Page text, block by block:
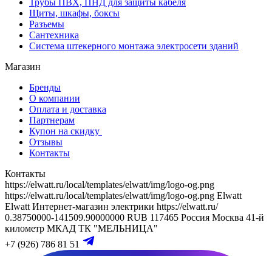
Трубы ПВХ, ПНД для защиты кабеля
Щиты, шкафы, боксы
Разъемы
Сантехника
Система штекерного монтажа электросети зданий
Магазин
Бренды
О компании
Оплата и доставка
Партнерам
Купон на скидку
Отзывы
Контакты
Контакты
https://elwatt.ru/local/templates/elwatt/img/logo-og.png
https://elwatt.ru/local/templates/elwatt/img/logo-og.png Elwatt
Elwatt Интернет-магазин электрики https://elwatt.ru/
0.38750000-141509.90000000 RUB 117465 Россия Москва 41-й
километр МКАД ТК "МЕЛЬНИЦА"
+7 (926) 786 81 51